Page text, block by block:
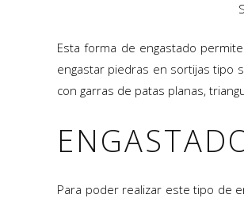
Esta forma de engastado
engastar piedras en sortijas tipo
con garras de patas planas,
Para poder realizar este tipo de